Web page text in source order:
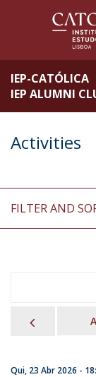
IEP-CATÓLICA
IEP ALUMNI
Activities
FILTER AND
Qui, 23 Abr 2026 -